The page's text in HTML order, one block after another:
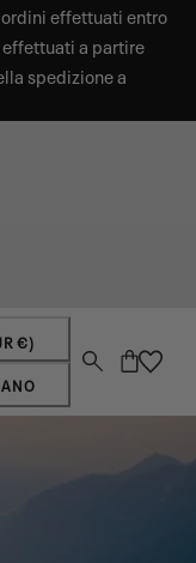
effettuati entro
a partire
spedizione a
€)
Carrello